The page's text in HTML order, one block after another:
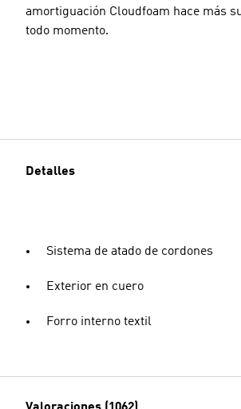
amortiguación Cloudfoam hace más
todo momento.
Detalles
Sistema de atado de cordones
Exterior en cuero
Forro interno textil